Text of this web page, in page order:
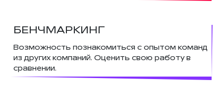
БЕНЧМАРКИНГ
Возможность познакомиться с опытом команд
из других компаний. Оценить свою работу в
сравнении.